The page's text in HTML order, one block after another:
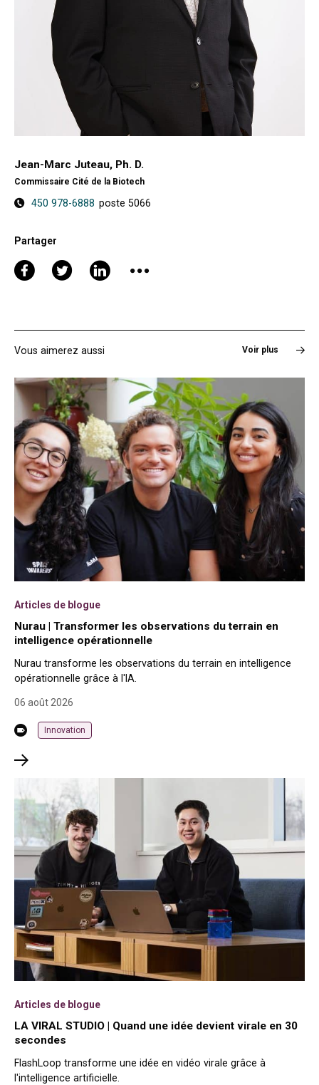
Jean-Marc Juteau, Ph. D.
Commissaire Cité de la Biotech
450 978-6888 poste 5066
Partager
Vous aimerez aussi Voir plus
Articles de blogue
Nurau | Transformer les observations du terrain en
intelligence opérationnelle
Nurau transforme les observations du terrain en intelligence
opérationnelle grâce à l'IA.
06 août 2026
Innovation
Articles de blogue
LA VIRAL STUDIO | Quand une idée devient virale en 30
secondes
FlashLoop transforme une idée en vidéo virale grâce à
l'intelligence artificielle.